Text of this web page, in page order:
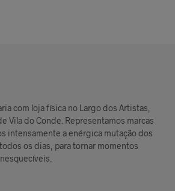
com loja física no Largo dos Artistas,
Vila do Conde. Representamos marcas
intensamente a enérgica mutação dos
os dias, para tornar momentos